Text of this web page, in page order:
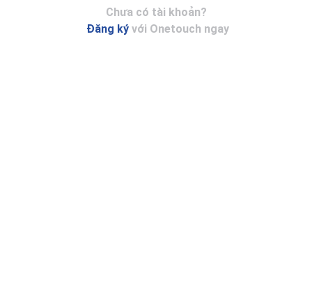
Chưa có tài khoản?
Đăng ký với Onetouch ngay